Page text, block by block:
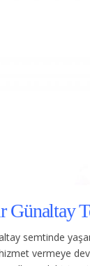
Günaltay
semtinde
vermeye